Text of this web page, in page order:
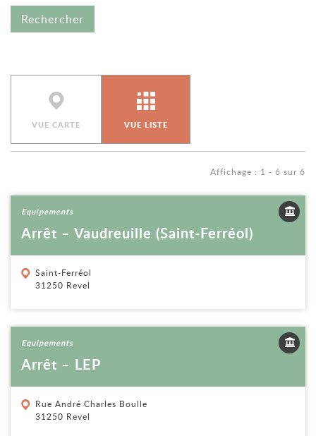
VUE CARTE VUE LISTE
Affichage : 1 - 6 sur 6
Equipements
Arrêt – Vaudreuille (Saint-Ferréol)
Saint-Ferréol
31250 Revel
Equipements
Arrêt – LEP
Rue André Charles Boulle
31250 Revel